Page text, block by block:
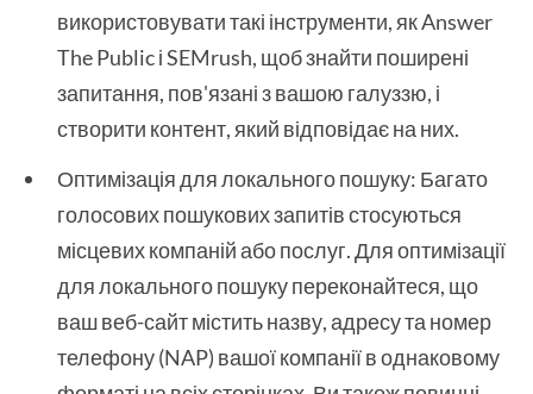
використовувати такі інструменти, як Answer
The Public і SEMrush, щоб знайти поширені
запитання, пов'язані з вашою галуззю, і
створити контент, який відповідає на них.
Оптимізація для локального пошуку: Багато
голосових пошукових запитів стосуються
місцевих компаній або послуг. Для оптимізації
для локального пошуку переконайтеся, що
ваш веб-сайт містить назву, адресу та номер
телефону (NAP) вашої компанії в однаковому